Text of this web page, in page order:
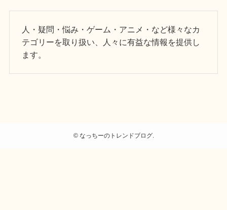
人・疑問・悩み・ゲーム・アニメ・など様々なカ
テゴリーを取り扱い、人々に有益な情報を提供し
ます。
©なっちーのトレンドブログ.